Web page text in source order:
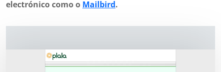
electrónico como o Mailbird.